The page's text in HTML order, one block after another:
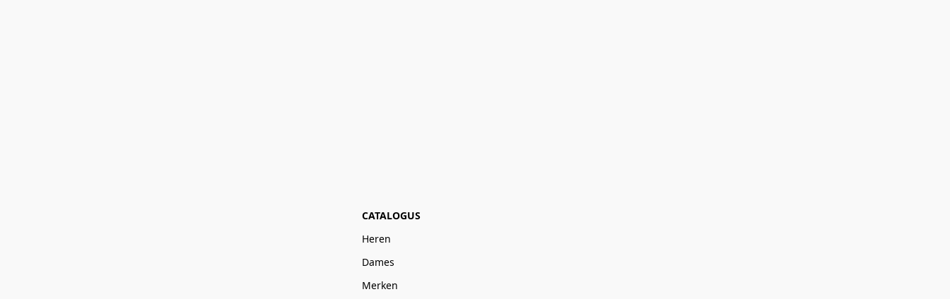
CATALOGUS
Heren
Dames
Merken